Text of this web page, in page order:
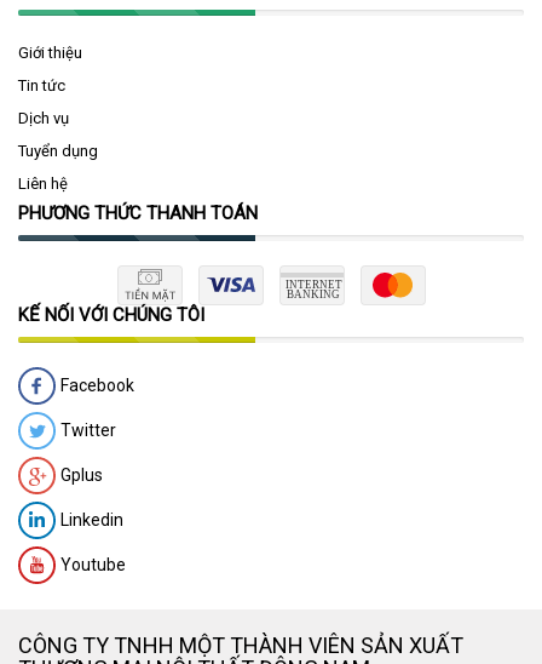
Giới thiệu
Tin tức
Dịch vụ
Tuyển dụng
Liên hệ
PHƯƠNG THỨC THANH TOÁN
KẾ NỐI VỚI CHÚNG TÔI
Facebook
Twitter
Gplus
Linkedin
Youtube
CÔNG TY TNHH MỘT THÀNH VIÊN SẢN XUẤT